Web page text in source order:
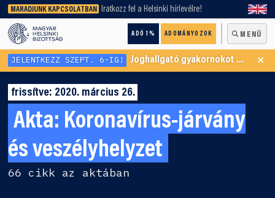
MARADJUNK KAPCSOLATBAN Iratkozz fel a Helsinki hírlevélre!
ADÓ 1% ADOMÁNYOZOK MENÜ
keresőnket!
JELENTKEZZ SZEPT. 6-IG! Joghallgató gyakornokot keresünk Menekültügyi Programunkba ×
frissítve: 2020. március 26.
Akta: Koronavírus-járvány
és veszélyhelyzet
66 cikk az aktában